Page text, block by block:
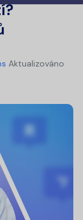
Aktualizováno